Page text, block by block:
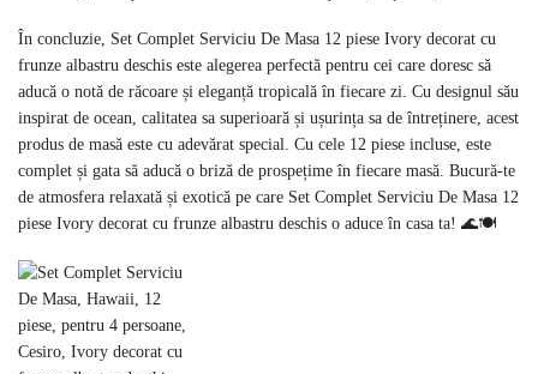
În concluzie, Set Complet Serviciu De Masa 12 piese Ivory decorat cu
frunze albastru deschis este alegerea perfectă pentru cei care doresc să
aducă o notă de răcoare și eleganță tropicală în fiecare zi. Cu designul său
inspirat de ocean, calitatea sa superioară și ușurința sa de întreținere, acest
produs de masă este cu adevărat special. Cu cele 12 piese incluse, este
complet și gata să aducă o briză de prospețime în fiecare masă. Bucură-te
de atmosfera relaxată și exotică pe care Set Complet Serviciu De Masa 12
piese Ivory decorat cu frunze albastru deschis o aduce în casa ta! 🌊🍽️